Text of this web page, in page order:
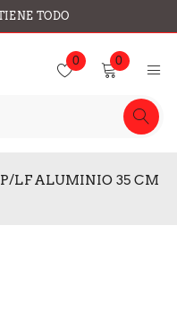
TODO
0 0
LF ALUMINIO 35 CM